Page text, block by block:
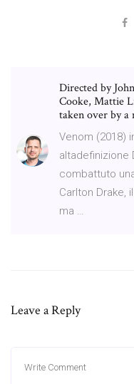
Directed by
Cooke, Mattie
taken over by a
Venom (2018)
altadefinizione
combattuto
Carlton Drake,
ma …
Leave a Reply